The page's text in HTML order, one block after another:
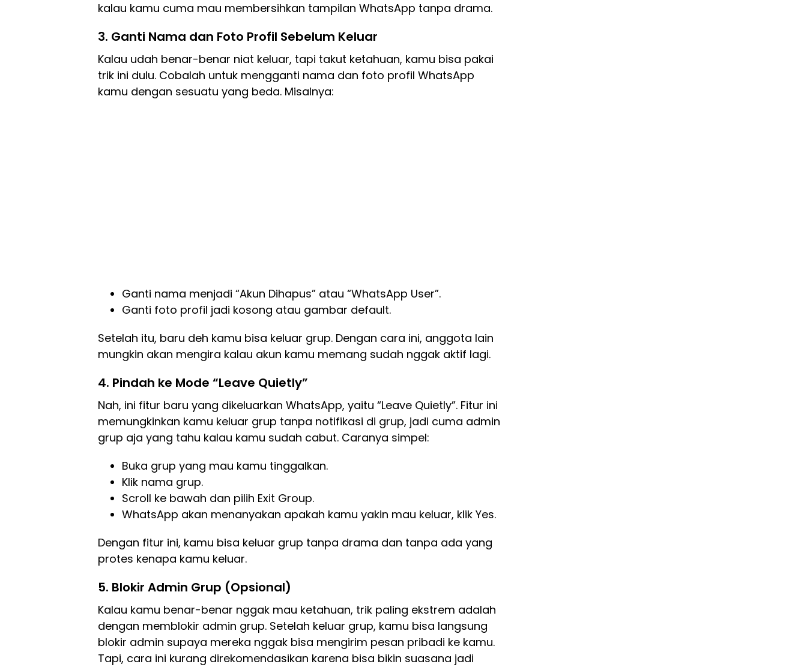
kalau kamu cuma mau membersihkan tampilan WhatsApp tanpa drama.
3. Ganti Nama dan Foto Profil Sebelum Keluar
Kalau udah benar-benar niat keluar, tapi takut ketahuan, kamu bisa pakai
trik ini dulu. Cobalah untuk mengganti nama dan foto profil WhatsApp
kamu dengan sesuatu yang beda. Misalnya:
Ganti nama menjadi “Akun Dihapus” atau “WhatsApp User”.
Ganti foto profil jadi kosong atau gambar default.
Setelah itu, baru deh kamu bisa keluar grup. Dengan cara ini, anggota lain
mungkin akan mengira kalau akun kamu memang sudah nggak aktif lagi.
4. Pindah ke Mode “Leave Quietly”
Nah, ini fitur baru yang dikeluarkan WhatsApp, yaitu “Leave Quietly”. Fitur ini
memungkinkan kamu keluar grup tanpa notifikasi di grup, jadi cuma admin
grup aja yang tahu kalau kamu sudah cabut. Caranya simpel:
Buka grup yang mau kamu tinggalkan.
Klik nama grup.
Scroll ke bawah dan pilih Exit Group.
WhatsApp akan menanyakan apakah kamu yakin mau keluar, klik Yes.
Dengan fitur ini, kamu bisa keluar grup tanpa drama dan tanpa ada yang
protes kenapa kamu keluar.
5. Blokir Admin Grup (Opsional)
Kalau kamu benar-benar nggak mau ketahuan, trik paling ekstrem adalah
dengan memblokir admin grup. Setelah keluar grup, kamu bisa langsung
blokir admin supaya mereka nggak bisa mengirim pesan pribadi ke kamu.
Tapi, cara ini kurang direkomendasikan karena bisa bikin suasana jadi